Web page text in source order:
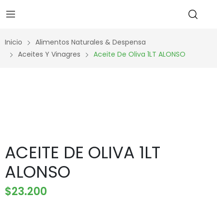
Inicio
Alimentos Naturales & Despensa
Aceites Y Vinagres
Aceite De Oliva 1LT ALONSO
ACEITE DE OLIVA 1LT
ALONSO
$23.200